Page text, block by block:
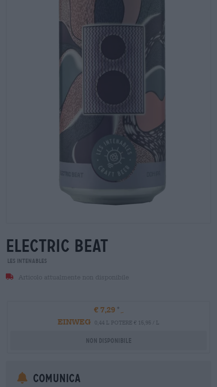
electric beat
Les Intenables
Articolo attualmente non disponibile
€ 7,29
EINWEG
0,44 L POTERE € 15,95 / L
Non disponibile
Comunica